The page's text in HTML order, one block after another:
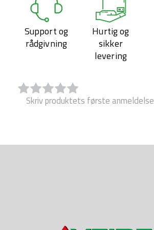
Support og
rådgivning
Hurtig og
sikker
levering
Skriv produktets første anmeldelse